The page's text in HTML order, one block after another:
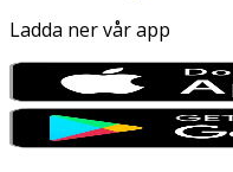
Ladda ner vår app